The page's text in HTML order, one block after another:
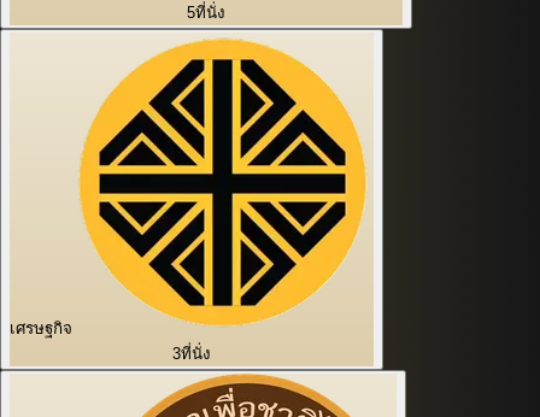
5ที่นั่ง
เศรษฐกิจ
3ที่นั่ง